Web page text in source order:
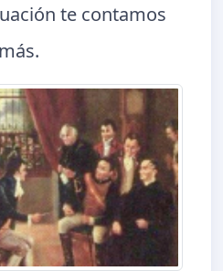
te contamos
más.